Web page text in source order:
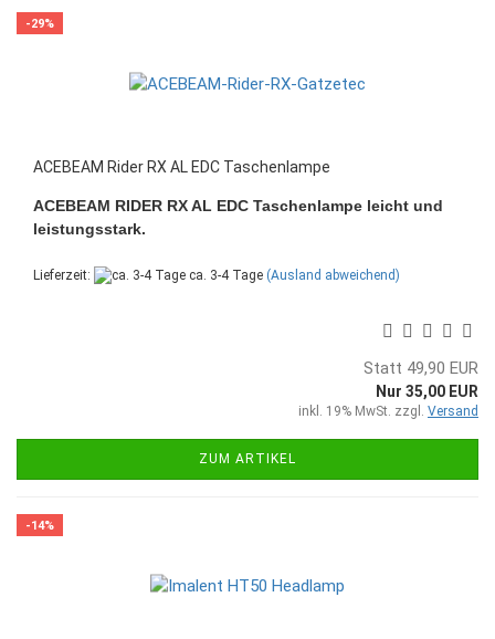
-29%
ACEBEAM Rider RX AL EDC Taschenlampe
ACEBEAM RIDER RX AL EDC Taschenlampe leicht und
leistungsstark.
Lieferzeit: ca. 3-4 Tage (Ausland abweichend)
Statt 49,90 EUR
Nur 35,00 EUR
inkl. 19% MwSt. zzgl. Versand
ZUM ARTIKEL
-14%